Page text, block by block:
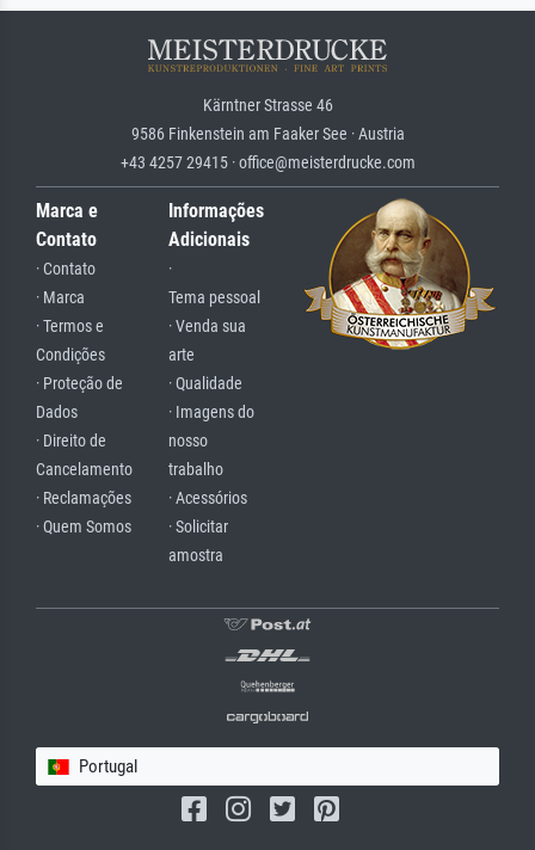
Kärntner Strasse 46
9586 Finkenstein am Faaker See · Austria
+43 4257 29415 · office@meisterdrucke.com
Marca e
Contato
· Contato
· Marca
· Termos e
Condições
· Proteção de
Dados
· Direito de
Cancelamento
· Reclamações
· Quem Somos
Informações
Adicionais
·
Tema pessoal
· Venda sua
arte
· Qualidade
· Imagens do
nosso
trabalho
· Acessórios
· Solicitar
amostra
Portugal